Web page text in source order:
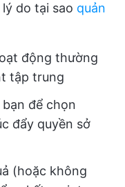
do tại sao quản
động thường
tập trung
để chọn
đẩy quyền sở
(hoặc không